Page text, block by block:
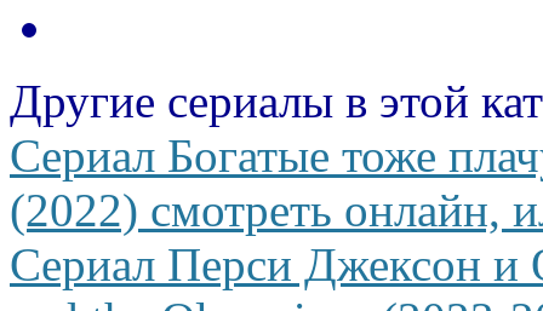
Другие сериалы в этой
Сериал Богатые тоже
(2022) смотреть онлайн,
Сериал Перси Джексон